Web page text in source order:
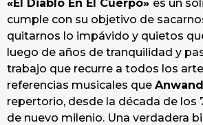
«El Diablo En El Cuerpo» es un
cumple con su objetivo de
quitarnos lo impávido y quietos
luego de años de tranquilidad y
trabajo que recurre a todos los
referencias musicales que
repertorio, desde la década de los
de nuevo milenio. Una verdadera